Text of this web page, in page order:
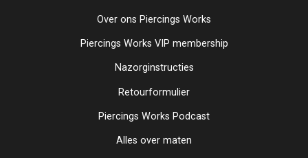
Over ons Piercings Works
Piercings Works VIP membership
Nazorginstructies
Retourformulier
Piercings Works Podcast
Alles over maten